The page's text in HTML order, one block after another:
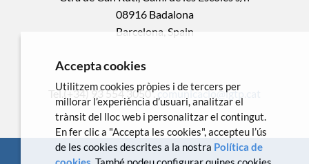
08916 Badalona
Barcelona, Spain
Tel.(+34) 93 554 3050 .comunicacio@igtp.cat
Accepta cookies
Utilitzem cookies pròpies i de tercers per
millorar l’experiència d’usuari, analitzar el
trànsit del lloc web i personalitzar el contingut.
En fer clic a "Accepta les cookies", accepteu l’ús
de les cookies descrites a la nostra Política de